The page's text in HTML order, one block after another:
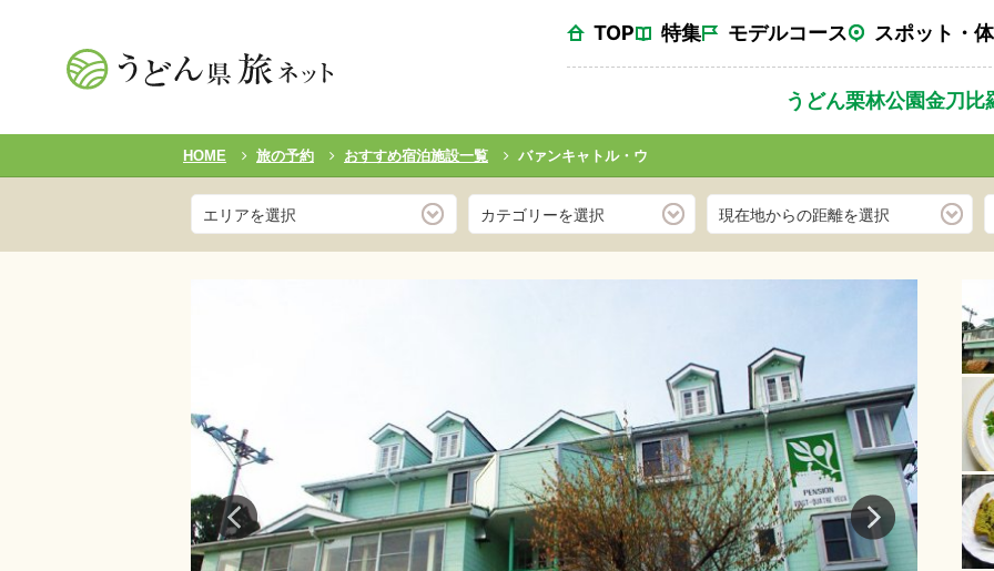
TOP 特集 モデルコース スポット・
うどん栗林公園金刀比
HOME 旅の予約 おすすめ宿泊施設一覧 バァンキャトル・ウ
エリアを選択 カテゴリーを選択 現在地からの距離を選択